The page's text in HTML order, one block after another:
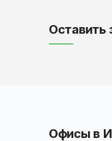
Оставить
Офисы в